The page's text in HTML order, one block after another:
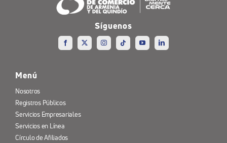
Síguenos
Menú
Nosotros
Registros Públicos
Servicios Empresariales
Servicios en Línea
Círculo de Afiliados